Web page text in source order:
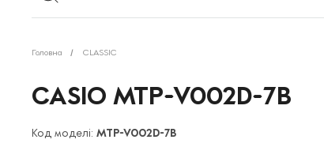
Головна CLASSIC
CASIO MTP-V002D-7B
Код моделі: MTP-V002D-7B